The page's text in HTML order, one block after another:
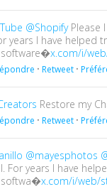
@ShopifyPlease
years I have helped
software�x.com/i/
•Retweet •
Restore my
•Retweet •
@mayesphotos
For years I have
softwa�x.com/i/web/